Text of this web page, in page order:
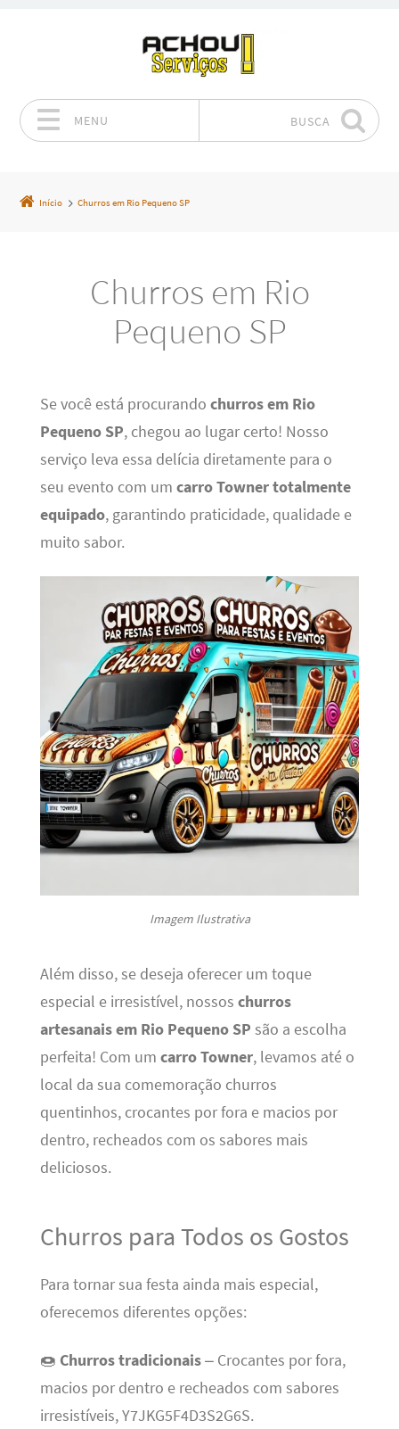
MENU BUSCA
Início Churros em Rio Pequeno SP
Churros em Rio
Pequeno SP
Se você está procurando churros em Rio
Pequeno SP, chegou ao lugar certo! Nosso
serviço leva essa delícia diretamente para o
seu evento com um carro Towner totalmente
equipado, garantindo praticidade, qualidade e
muito sabor.
Imagem Ilustrativa
Além disso, se deseja oferecer um toque
especial e irresistível, nossos churros
artesanais em Rio Pequeno SP são a escolha
perfeita! Com um carro Towner, levamos até o
local da sua comemoração churros
quentinhos, crocantes por fora e macios por
dentro, recheados com os sabores mais
deliciosos.
Churros para Todos os Gostos
Para tornar sua festa ainda mais especial,
oferecemos diferentes opções:
🍩 Churros tradicionais– Crocantes por fora,
macios por dentro e recheados com sabores
irresistíveis, Y7JKG5F4D3S2G6S.